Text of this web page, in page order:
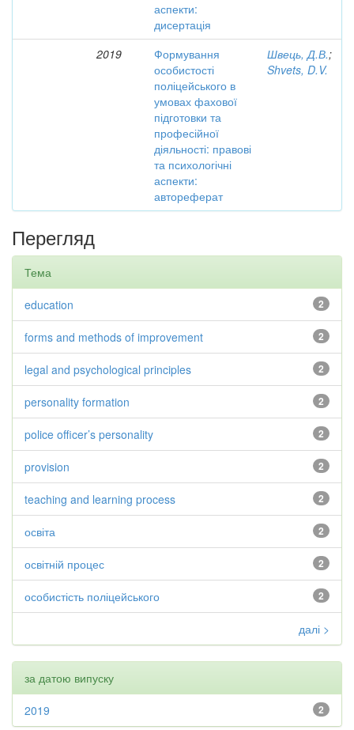
аспекти:
дисертація
2019
Формування
особистості
поліцейського в
умовах фахової
підготовки та
професійної
діяльності: правові
та психологічні
аспекти:
автореферат
Швець, Д.В.;
Shvets, D.V.
Перегляд
Тема
2
education
2
forms and methods of improvement
2
legal and psychological principles
2
personality formation
2
police officer’s personality
2
provision
2
teaching and learning process
2
освіта
2
освітній процес
2
особистість поліцейського
далі >
за датою випуску
2
2019